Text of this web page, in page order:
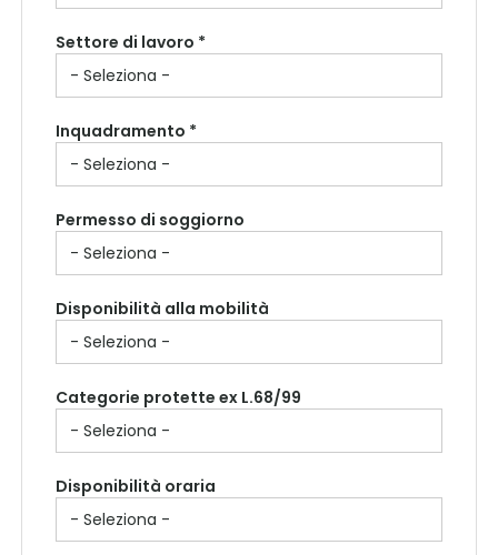
Settore di lavoro *
Inquadramento *
Permesso di soggiorno
Disponibilità alla mobilità
Categorie protette ex L.68/99
Disponibilità oraria